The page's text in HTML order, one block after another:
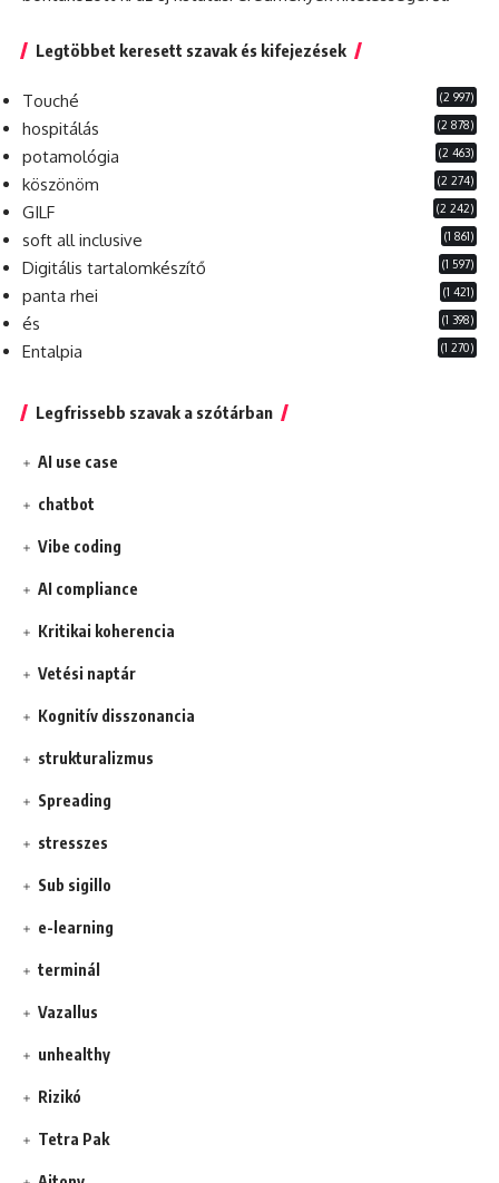
Legtöbbet keresett szavak és kifejezések
Touché (2 997)
hospitálás (2 878)
potamológia (2 463)
köszönöm (2 274)
GILF (2 242)
soft all inclusive (1 861)
Digitális tartalomkészítő (1 597)
panta rhei (1 421)
és (1 398)
Entalpia (1 270)
Legfrissebb szavak a szótárban
AI use case
chatbot
Vibe coding
AI compliance
Kritikai koherencia
Vetési naptár
Kognitív disszonancia
strukturalizmus
Spreading
stresszes
Sub sigillo
e-learning
terminál
Vazallus
unhealthy
Rizikó
Tetra Pak